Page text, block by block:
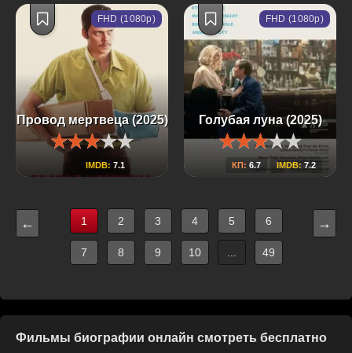
Провод мертвеца (2025)
IMDB: 7.1
FHD (1080p)
Голубая луна (2025)
КП: 6.7 IMDB: 7.2
FHD (1080p)
← 1 2 3 4 5 6
7 8 9 10 49
→
Фильмы биографии онлайн смотреть бесплатно